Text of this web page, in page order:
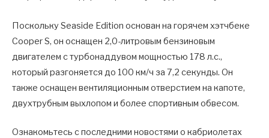
Поскольку Seaside Edition основан на горячем хэтчбеке
Cooper S, он оснащен 2,0-литровым бензиновым
двигателем с турбонаддувом мощностью 178 л.с.,
который разгоняется до 100 км/ч за 7,2 секунды. Он
также оснащен вентиляционным отверстием на капоте,
двухтрубным выхлопом и более спортивным обвесом.
Ознакомьтесь с последними новостями о кабриолетах